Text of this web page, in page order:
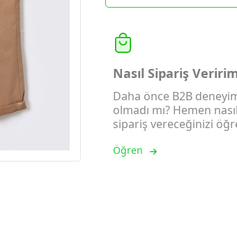
Nasıl Sipariş
Daha önce B2B
olmadı mı? Hemen
sipariş vereceğinizi
Öğren